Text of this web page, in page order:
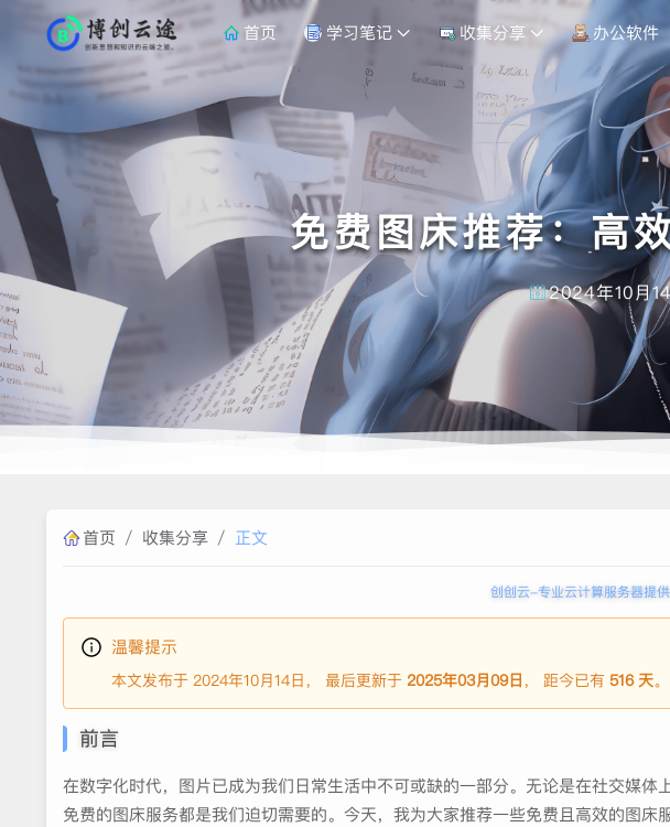
首页 学习笔记 收集分享 办公软件
免费图床推荐：高
2024年10月
首页 / 收集分享 / 正文
创创云-专业云计算服务器提
温馨提示
本文发布于 2024年10月14日， 最后更新于 2025年03月09日， 距今已有 516 天
前言
在数字化时代，图片已成为我们日常生活中不可或缺的一部分。无论是在社交媒
免费的图床服务都是我们迫切需要的。今天，我为大家推荐一些免费且高效的图床